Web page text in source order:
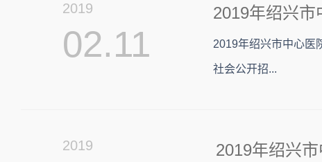
2019
02.11
2019年绍兴市
2019年绍兴市中心医
社会公开招...
2019